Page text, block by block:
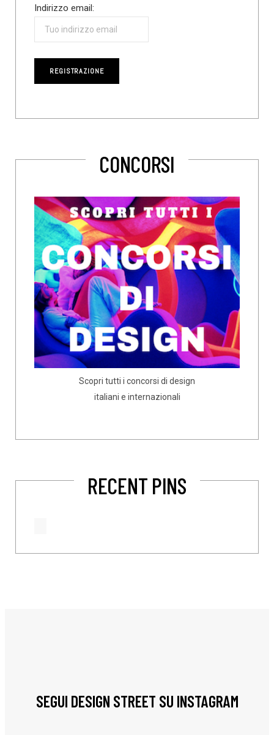
Indirizzo email:
CONCORSI
Scopri tutti i concorsi di design
italiani e internazionali
RECENT PINS
SEGUI DESIGN STREET SU INSTAGRAM